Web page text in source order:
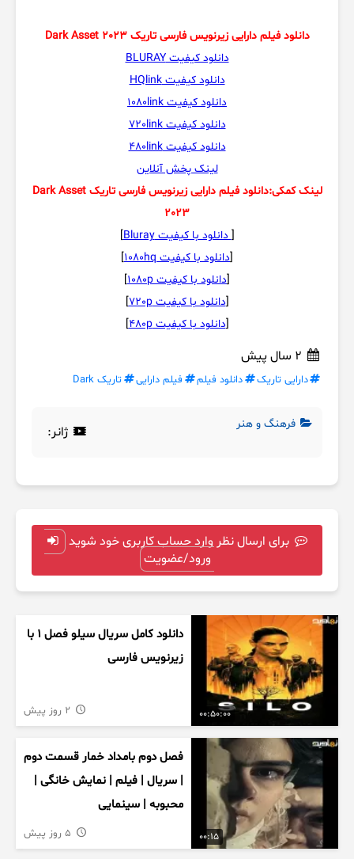
دانلود فیلم دارایی زیرنویس فارسی تاریک Dark Asset 2023
دانلود کیفیت BLURAY
دانلود کیفیت HQlink
دانلود کیفیت 1080link
دانلود کیفیت 720link
دانلود کیفیت 480link
لینک پخش آنلاین
لینک کمکی:دانلود فیلم دارایی زیرنویس فارسی تاریک Dark Asset
2023
[دانلود با کیفیت Bluray
]
[دانلود با کیفیت 1080hq
]
[دانلود با کیفیت 1080p
]
[دانلود با کیفیت 720p
]
[دانلود با کیفیت 480p ]
دارایی تاریک دانلود فیلم فیلم دارایی تاریک Dark
فرهنگ و هنر ژانر:
برای ارسال نظر وارد حساب کاربری خود شوید
ورود/عضویت
00:50:00
دانلود کامل سریال سیلو فصل ۱ با
زیرنویس فارسی
00:15
فصل دوم بامداد خمار قسمت دوم
| سریال | فیلم | نمایش خانگی |
محبوبه | سینمایی